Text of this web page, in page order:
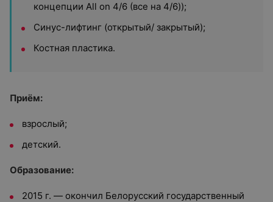
концепции All on 4/6 (все на 4/6));
Синус-лифтинг (открытый/ закрытый);
Костная пластика.
Приём:
взрослый;
детский.
Образование:
2015 г. — окончил Белорусский государственный